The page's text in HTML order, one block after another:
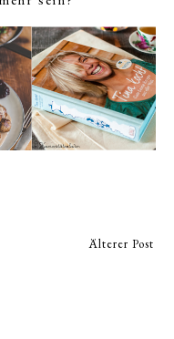
Älterer Post